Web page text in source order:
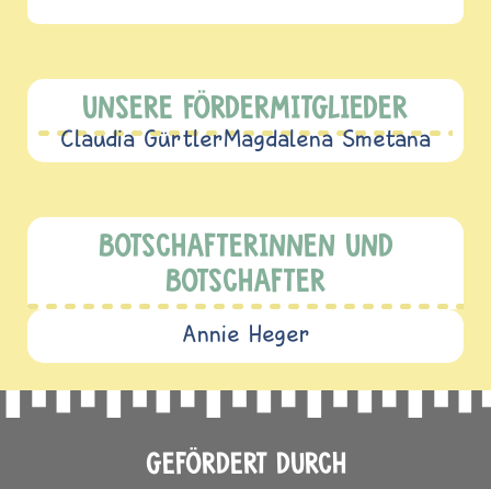
UNSERE FÖRDERMITGLIEDER
Claudia GürtlerMagdalena Smetana
BOTSCHAFTERINNEN UND
BOTSCHAFTER
Annie Heger
GEFÖRDERT DURCH